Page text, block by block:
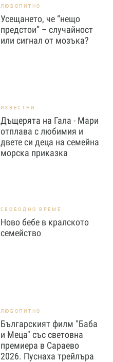
ЛЮБОПИТНО
Усещането, че “нещо
предстои” – случайност
или сигнал от мозъка?
ИЗВЕСТНИ
Дъщерята на Гала - Мари
отплава с любимия и
двете си деца на семейна
морска приказка
СВОБОДНО ВРЕМЕ
Ново бебе в кралското
семейство
ЛЮБОПИТНО
Българският филм "Баба
и Меца" със световна
премиера в Сараево
2026. Пуснаха трейлъра